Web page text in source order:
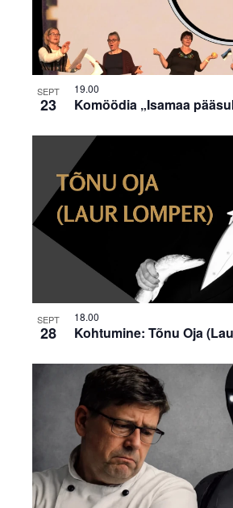
SEPT
23 Komöödia „Isamaa
19.00
SEPT
28 Kohtumine: Tõnu Oja
18.00